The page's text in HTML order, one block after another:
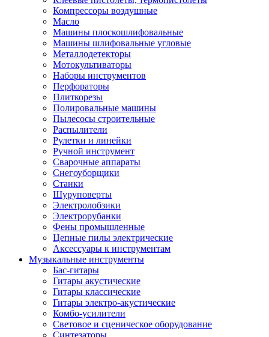
Компрессоры воздушные
Масло
Машины плоскошлифовальные
Машины шлифовальные угловые
Металлодетекторы
Мотокультиваторы
Наборы инструментов
Перфораторы
Плиткорезы
Полировальные машины
Пылесосы строительные
Распылители
Рулетки и линейки
Ручной инструмент
Сварочные аппараты
Снегоуборщики
Станки
Шуруповерты
Электролобзики
Электрорубанки
Фены промышленные
Цепные пилы электрические
Аксессуары к инструментам
Музыкальные инструменты
Бас-гитары
Гитары акустические
Гитары классические
Гитары электро-акустические
Комбо-усилители
Световое и сценическое оборудование
Синтезаторы